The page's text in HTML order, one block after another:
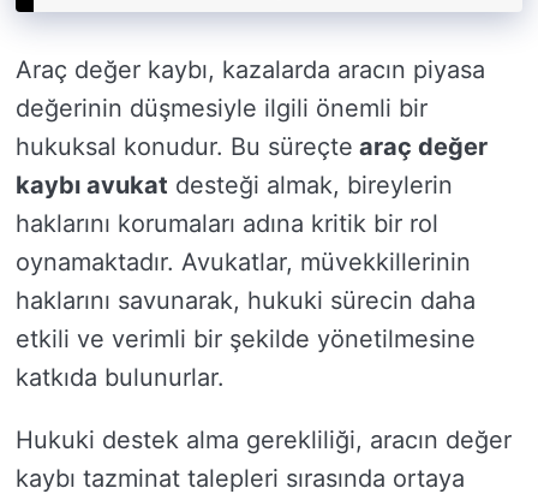
Araç değer kaybı, kazalarda aracın piyasa
değerinin düşmesiyle ilgili önemli bir
hukuksal konudur. Bu süreçte araç değer
kaybı avukat desteği almak, bireylerin
haklarını korumaları adına kritik bir rol
oynamaktadır. Avukatlar, müvekkillerinin
haklarını savunarak, hukuki sürecin daha
etkili ve verimli bir şekilde yönetilmesine
katkıda bulunurlar.
Hukuki destek alma gerekliliği, aracın değer
kaybı tazminat talepleri sırasında ortaya